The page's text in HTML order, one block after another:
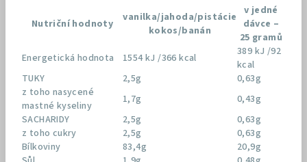
Nutriční hodnoty
vanilka/jahoda/pistácie
kokos/banán
v jedné
dávce –
25 gramů
Energetická hodnota
1554 kJ /366 kcal
389 kJ /92
kcal
TUKY
2,5g
0,63g
z toho nasycené
mastné kyseliny
1,7g
0,43g
SACHARIDY
2,5g
0,63g
z toho cukry
2,5g
0,63g
Bílkoviny
83,4g
20,9g